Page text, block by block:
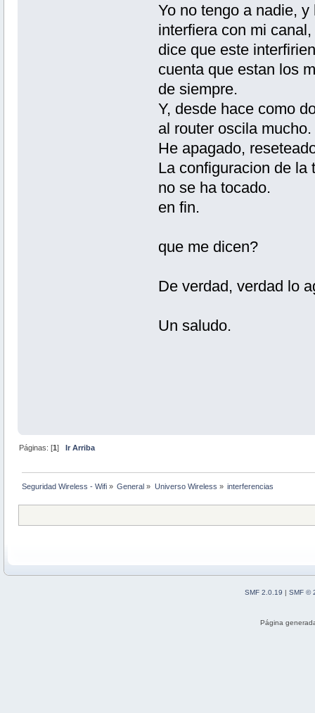
Yo no tengo a nadie,
interfiera con mi
dice que este
cuenta que estan los
de siempre.
Y, desde hace como
al router oscila mucho.
He apagado,
La configuracion de la
no se ha tocado.
en fin.
que me dicen?
De verdad, verdad lo
Un saludo.
Páginas: [1]Ir Arriba
Seguridad Wireless - Wifi » General » Universo Wireless » interferencias
SMF 2.0.19 | SMF ©
Página